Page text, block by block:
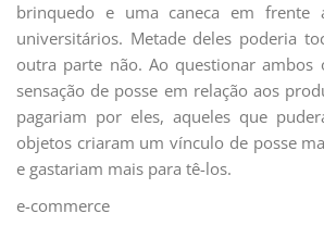
brinquedo e uma caneca em frente
universitários. Metade deles poderia
outra parte não. Ao questionar ambos
sensação de posse em relação aos
pagariam por eles, aqueles que
objetos criaram um vínculo de posse
e gastariam mais para tê-los.
e-commerce